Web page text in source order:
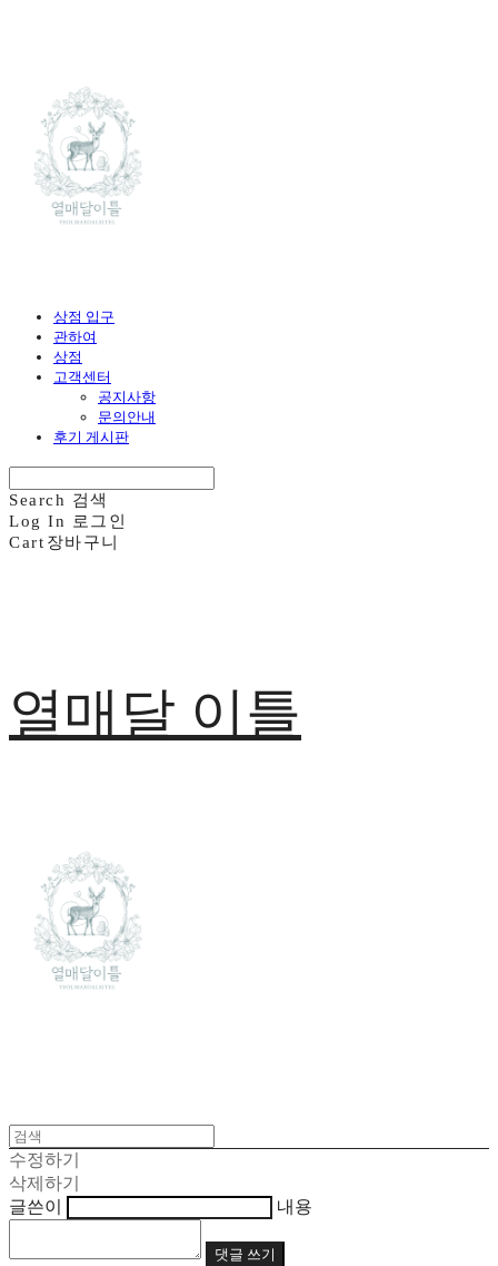
상점 입구
관하여
상점
고객센터
공지사항
문의안내
후기 게시판
Search 검색
Log In
로그인
Cart 장바구니
열매달 이틀
수정하기
삭제하기
글쓴이
내용
댓글 쓰기